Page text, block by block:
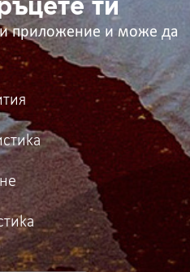
ти
приложение и може да